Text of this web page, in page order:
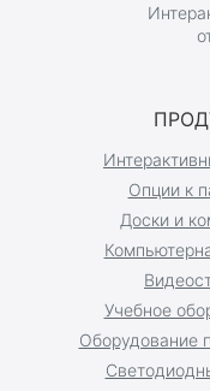
Доски и
Оборудование
Учебное
Опции к